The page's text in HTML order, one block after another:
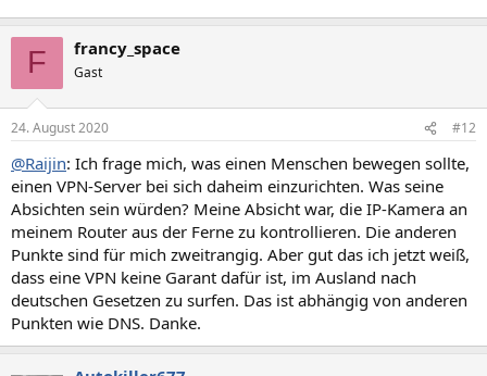
F francy_space
Gast
24. August 2020 #12
@Raijin: Ich frage mich, was einen Menschen bewegen sollte,
einen VPN-Server bei sich daheim einzurichten. Was seine
Absichten sein würden? Meine Absicht war, die IP-Kamera an
meinem Router aus der Ferne zu kontrollieren. Die anderen
Punkte sind für mich zweitrangig. Aber gut das ich jetzt weiß,
dass eine VPN keine Garant dafür ist, im Ausland nach
deutschen Gesetzen zu surfen. Das ist abhängig von anderen
Punkten wie DNS. Danke.